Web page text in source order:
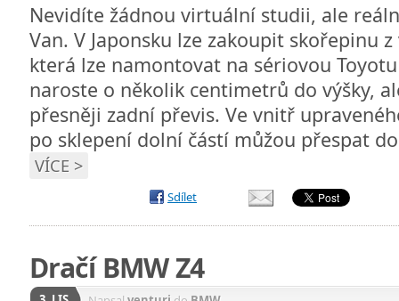
Nevidíte žádnou virtuální studii, ale
Van. V Japonsku lze zakoupit skořepinu
která lze namontovat na sériovou
naroste o několik centimetrů do výšky,
přesněji zadní převis. Ve vnitř
po sklepení dolní částí můžou přespat
VÍCE >
Sdílet
Dračí BMW Z4